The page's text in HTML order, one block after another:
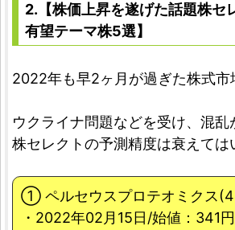
2.【株価上昇を遂げた話題株セ
有望テーマ株5選】
2022年も早2ヶ月が過ぎた株式市
ウクライナ問題などを受け、混乱
株セレクトの予測精度は衰えては
① ペルセウスプロテオミクス
・2022年02月15日/始値：341円